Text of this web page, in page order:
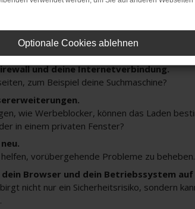
aufgetreten.
die dir helfen können:
und deine Internetverbindung.
zum Beispiel deine Suchmaschine?
wie Werbeblocker, können das Laden
in einem privaten Fenster?
helfen, vorübergehende Probleme zu beheben.
Browser und dein Betriebssystem
nicht nur ein Sicherheitsrisiko, sondern
Optionale Cookies ablehnen